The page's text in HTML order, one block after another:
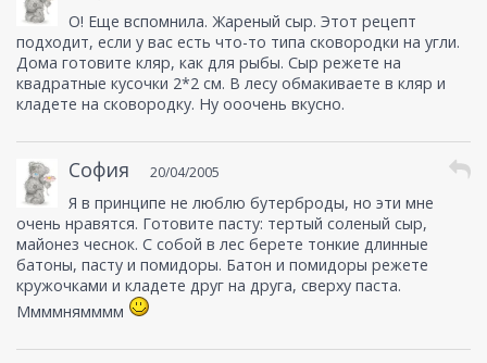
О! Еще вспомнила. Жареный сыр. Этот рецепт
подходит, если у вас есть что-то типа сковородки на угли.
Дома готовите кляр, как для рыбы. Сыр режете на
квадратные кусочки 2*2 см. В лесу обмакиваете в кляр и
кладете на сковородку. Ну ооочень вкусно.
София 20/04/2005
Я в принципе не люблю бутерброды, но эти мне
очень нравятся. Готовите пасту: тертый соленый сыр,
майонез чеснок. С собой в лес берете тонкие длинные
батоны, пасту и помидоры. Батон и помидоры режете
кружочками и кладете друг на друга, сверху паста.
Ммммнямммм